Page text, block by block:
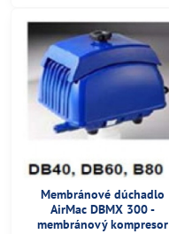
Membránové dúchadlo
AirMac DBMX 300 -
membránový kompresor